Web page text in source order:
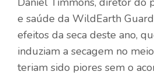
e saúde da WildEarth
efeitos da seca deste ano,
induziam a secagem no
teriam sido piores sem o